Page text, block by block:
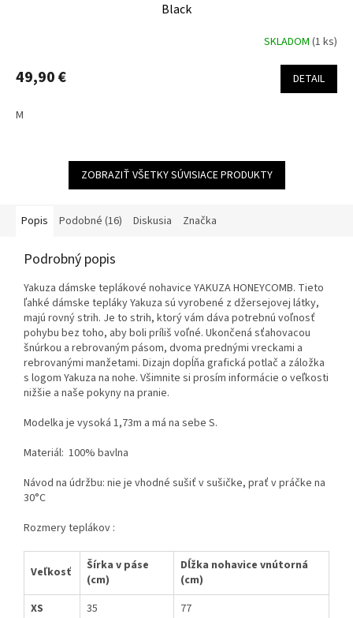
Black
SKLADOM (1 ks)
49,90 € DETAIL
M
ZOBRAZIŤ VŠETKY SÚVISIACE PRODUKTY
Popis Podobné (16) Diskusia Značka
Podrobný popis
Yakuza dámske teplákové nohavice YAKUZA HONEYCOMB. Tieto
ľahké dámske tepláky Yakuza sú vyrobené z džersejovej látky,
majú rovný strih. Je to strih, ktorý vám dáva potrebnú voľnosť
pohybu bez toho, aby boli príliš voľné. Ukončená sťahovacou
šnúrkou a rebrovaným pásom, dvoma prednými vreckami a
rebrovanými manžetami. Dizajn dopĺňa grafická potlač a záložka
s logom Yakuza na nohe. Všimnite si prosím informácie o veľkosti
nižšie a naše pokyny na pranie.
Modelka je vysoká 1,73m a má na sebe S.
Materiál: 100% bavlna
Návod na údržbu: nie je vhodné sušiť v sušičke, prať v práčke na
30°C
Rozmery teplákov :
Veľkosť
Šírka v páse
(cm)
Dĺžka nohavice vnútorná
(cm)
XS
35
77